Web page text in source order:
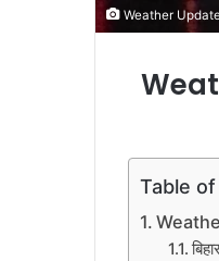
Weather
Table